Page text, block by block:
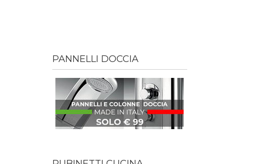
PANNELLI DOCCIA